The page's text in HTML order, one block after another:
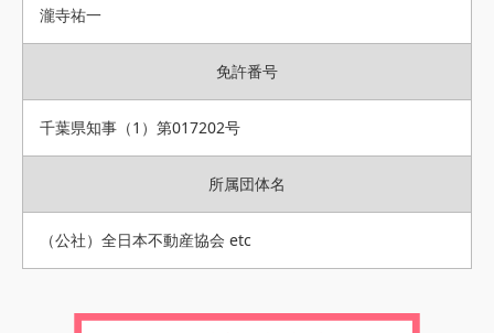
瀧寺祐一
免許番号
千葉県知事（1）第017202号
所属団体名
（公社）全日本不動産協会 etc